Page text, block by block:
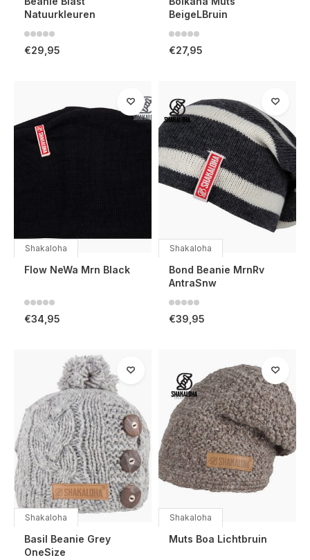
Natuurkleuren
€29,95
BeigeLBruin
€27,95
Shakaloha
Flow NeWa Mrn Black
€34,95
Shakaloha
Bond Beanie MrnRv
AntraSnw
€39,95
Shakaloha
Basil Beanie Grey
OneSize
Shakaloha
Muts Boa Lichtbruin